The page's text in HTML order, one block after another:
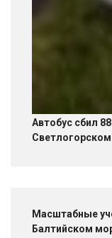
Автобус сбил
Светлогорском
Масштабные
Балтийском